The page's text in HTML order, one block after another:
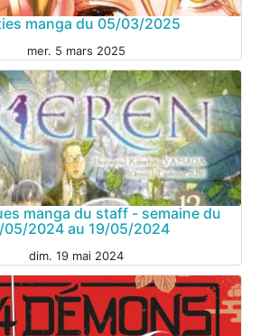
manga du 05/03/2025
mer. 5 mars 2025
manga du staff - semaine du
05/2024 au 19/05/2024
dim. 19 mai 2024